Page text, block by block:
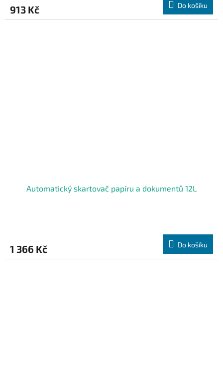
913 Kč Do košíku
Automatický skartovač papíru a dokumentů 12L
1 366 Kč Do košíku